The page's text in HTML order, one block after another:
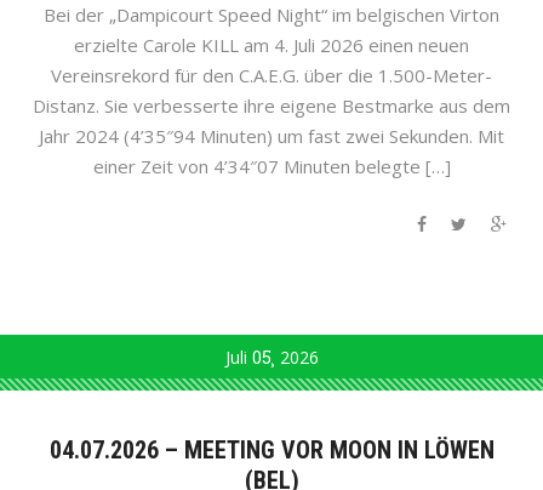
Bei der „Dampicourt Speed Night“ im belgischen Virton
erzielte Carole KILL am 4. Juli 2026 einen neuen
Vereinsrekord für den C.A.E.G. über die 1.500-Meter-
Distanz. Sie verbesserte ihre eigene Bestmarke aus dem
Jahr 2024 (4’35″94 Minuten) um fast zwei Sekunden. Mit
einer Zeit von 4’34″07 Minuten belegte […]
Juli 05 2026
04.07.2026 – MEETING VOR MOON IN LÖWEN
(BEL)